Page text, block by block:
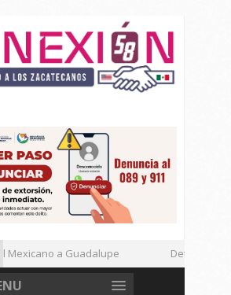
a Guadalupe
Detienen a
Dan Avances de Operación Rastrillo.